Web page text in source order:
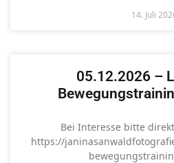
14. Juli
05.12.2026 –
Bei Interesse bitte
https://